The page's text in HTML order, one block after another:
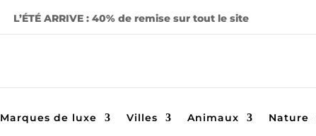
L’ÉTÉ ARRIVE : 40% de remise sur tout le site
Marques de luxe Villes Animaux Nature